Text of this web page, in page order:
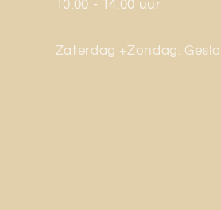
10.00 - 14.00 uur
Zaterdag +Zondag: